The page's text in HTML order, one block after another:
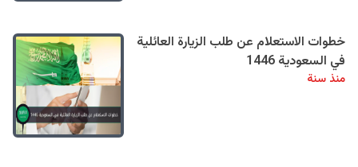
خطوات الاستعلام عن طلب الزيارة العائلية
في السعودية 1446
منذ سنة